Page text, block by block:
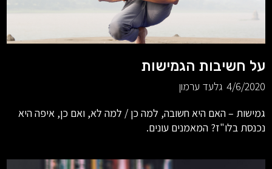
על חשיבות הגמישות
4/6/2020 גלעד ערמון
גמישות – האם היא חשובה, למה כן / למה לא, ואם כן, איפה היא
נכנסת בלו"ז? המאמנים עונים.